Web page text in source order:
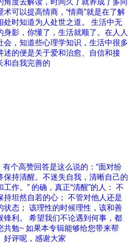
度去解读，时间久了就养成了多向
可以提高情商，“情商”就是在了解
处时知道为人处世之道。 生活中无
影，你懂了，生活就顺了。在人人
会，知道些心理学知识，生活中很多
述的便是关于爱和治愈、自信和接
和自我完善的
有个高赞回答是这么说的：“面对纷
保持清醒。不迷失自我，清晰自己的
作。” 的确，真正“清醒”的人： 不
持坦然自若的心； 不管对他人还是
状态； 该理性的时候理性，该和善
锋利。 希望我们不论遇到何事，都
共勉~ 如果本专辑能够给您带来帮
好评呢，感谢大家